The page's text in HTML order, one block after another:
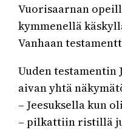
Vuorisaarnan
kymmenellä
Vanhaan
Uuden testamentin
aivan yhtä
– Jeesuksella kun
– pilkattiin ristillä